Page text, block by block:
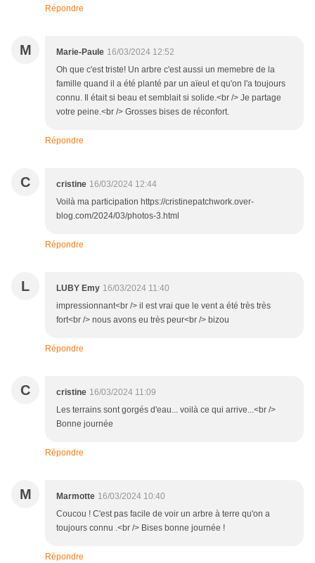
Répondre
M Marie-Paule 16/03/2024 12:52
Oh que c'est triste! Un arbre c'est aussi un memebre de la
famille quand il a été planté par un aïeul et qu'on l'a toujours
connu. Il était si beau et semblait si solide.<br /> Je partage
votre peine.<br /> Grosses bises de réconfort.
Répondre
C cristine 16/03/2024 12:44
Voilà ma participation https://cristinepatchwork.over-
blog.com/2024/03/photos-3.html
Répondre
L LUBY Emy 16/03/2024 11:40
impressionnant<br /> il est vrai que le vent a été très très
fort<br /> nous avons eu très peur<br /> bizou
Répondre
C cristine 16/03/2024 11:09
Les terrains sont gorgés d'eau... voilà ce qui arrive...<br />
Bonne journée
Répondre
M Marmotte 16/03/2024 10:40
Coucou ! C'est pas facile de voir un arbre à terre qu'on a
toujours connu .<br /> Bises bonne journée !
Répondre